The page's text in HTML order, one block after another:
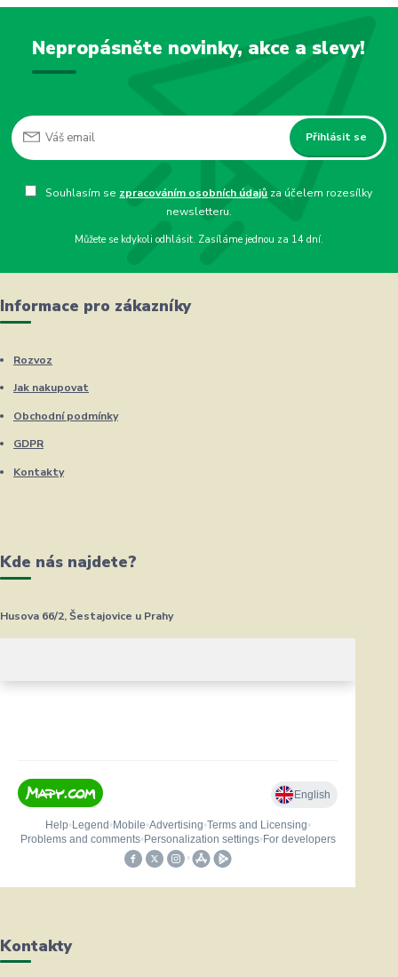
Nepropásněte novinky, akce a slevy!
Přihlásit se
Souhlasím se zpracováním osobních údajů za účelem rozesílky
newsletteru.
Můžete se kdykoli odhlásit. Zasíláme jednou za 14 dní.
Informace pro zákazníky
Rozvoz
Jak nakupovat
Obchodní podmínky
GDPR
Kontakty
Kde nás najdete?
Husova 66/2, Šestajovice u Prahy
Kontakty